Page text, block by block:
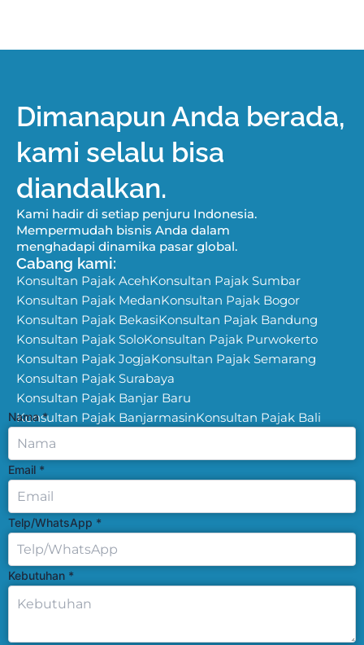
Dimanapun Anda berada,
kami selalu bisa
diandalkan.
Kami hadir di setiap penjuru Indonesia.
Mempermudah bisnis Anda dalam
menghadapi dinamika pasar global.
Cabang kami:
Konsultan Pajak AcehKonsultan Pajak Sumbar
Konsultan Pajak MedanKonsultan Pajak Bogor
Konsultan Pajak BekasiKonsultan Pajak Bandung
Konsultan Pajak SoloKonsultan Pajak Purwokerto
Konsultan Pajak JogjaKonsultan Pajak Semarang
Konsultan Pajak Surabaya
Konsultan Pajak Banjar Baru
Konsultan Pajak BanjarmasinKonsultan Pajak Bali
Nama*
Email *
Telp/WhatsApp *
Kebutuhan *